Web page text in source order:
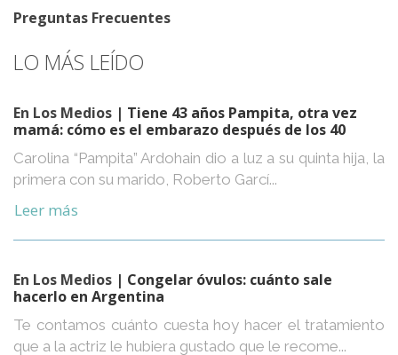
Preguntas Frecuentes
LO MÁS LEÍDO
En Los Medios | Tiene 43 años Pampita, otra vez
mamá: cómo es el embarazo después de los 40
Carolina “Pampita” Ardohain dio a luz a su quinta hija, la
primera con su marido, Roberto Garcí...
Leer más
En Los Medios | Congelar óvulos: cuánto sale
hacerlo en Argentina
Te contamos cuánto cuesta hoy hacer el tratamiento
que a la actriz le hubiera gustado que le recome...